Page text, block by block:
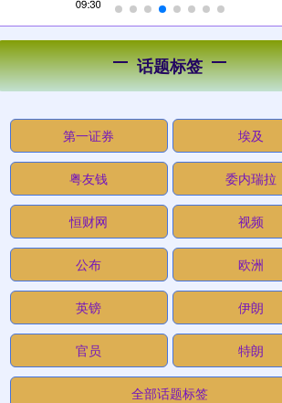
话题标签
第一证券 埃及
粤友钱 委内瑞拉
恒财网 视频
公布 欧洲
英镑 伊朗
官员 特朗
全部话题标签